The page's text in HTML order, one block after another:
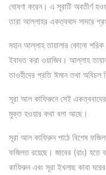
ঘোষণা করেন। এ সূরাটি অবতীর্ণ
তারা আল্লাহর একত্ববাদ সাদরে
মহান আল্লাহ তায়ালার কোনো
ইবাদত করা ওয়াজিব। আল্লাহ
তাওহীদের প্রতি ঈমান তথা অবিচল
সূরা আল কাফিরুনে সেই
মুক্ত হওয়ার কথা বলা আছে।
সূরা আল কাফিরুন পাঠে বিশেষ
ফজিলত রয়েছে। জাবের (রাঃ) হতে
কাফিরুন এবং সূরা ইখলাছ কাবা